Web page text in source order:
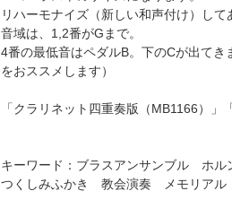
リハーモナイズ（新しい和声付け）して
音域は、1,2番がGまで。
4番の最低音はペダルB。下のCが出て
をおススメします）
「クラリネット四重奏版（MB1166） 」
キーワード：ブラスアンサンブル ホ
つくしみふかき 教会演奏 メモリア